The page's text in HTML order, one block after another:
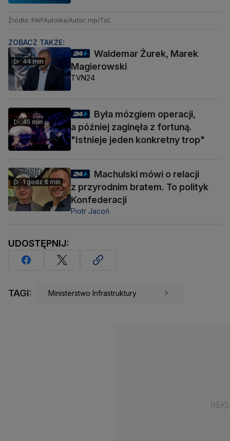
Źródło: PAPAutorka/Autor: mp/ToL
ZOBACZ TAKŻE:
44 min
Waldemar Żurek, Marek
Magierowski
TVN24
45 min
Była mózgiem operacji,
a później zaginęła z fortuną.
"Istnieje jeden konkretny trop"
1 godz 6 min
Machulski mówi o relacji
z przyrodnim bratem. To polityk
Konfederacji
Piotr Jacoń
UDOSTĘPNIJ:
TAGI: Ministerstwo Infrastruktury